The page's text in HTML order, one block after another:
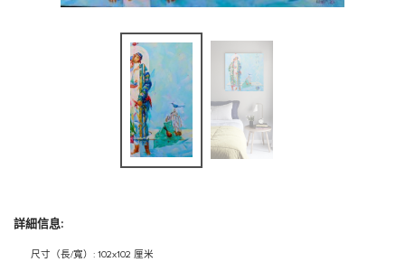
詳細信息:
尺寸（長/寬）: 102x102 厘米